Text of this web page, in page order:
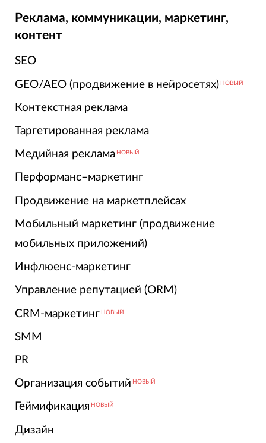
Реклама, коммуникации, маркетинг,
контент
SEO
GEO/AEO (продвижение в нейросетях) НОВЫЙ
Контекстная реклама
Таргетированная реклама
Медийная реклама НОВЫЙ
Перформанс–маркетинг
Продвижение на маркетплейсах
Мобильный маркетинг (продвижение
мобильных приложений)
Инфлюенс-маркетинг
Управление репутацией (ORM)
CRM-маркетинг НОВЫЙ
SMM
PR
Организация событий НОВЫЙ
Геймификация НОВЫЙ
Дизайн